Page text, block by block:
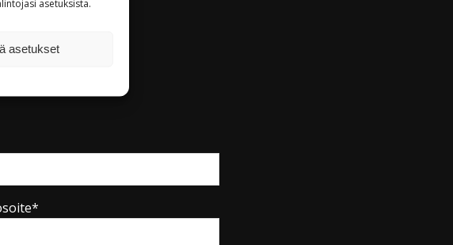
asetuksista.
asetukset